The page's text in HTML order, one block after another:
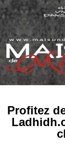
Profitez